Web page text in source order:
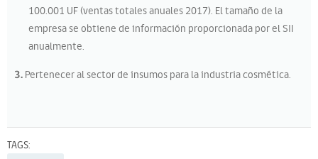
100.001 UF (ventas totales anuales 2017). El tamaño de la
empresa se obtiene de información proporcionada por el SII
anualmente.
3. Pertenecer al sector de insumos para la industria cosmética.
TAGS: